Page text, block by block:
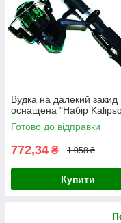
Вудка на далекий закид
оснащена "Набір
Готово до відправки
772,34 ₴ 1 058 ₴
Купити